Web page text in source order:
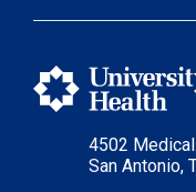
4502
San Antonio,